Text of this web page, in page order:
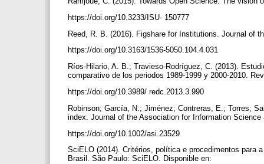
https://doi.org/10.3233/ISU- 150777
Reed, R. B. (2016). Figshare for Institutions. Journal of
https://doi.org/10.3163/1536-5050.104.4.031
Ríos-Hilario, A. B.; Travieso-Rodríguez, C. (2013).
comparativo de los periodos 1989-1999 y 2000-2010.
https://doi.org/10.3989/ redc.2013.3.990
Robinson; García, N.; Jiménez; Contreras, E.; Torres;
index. Journal of the Association for Information
https://doi.org/10.1002/asi.23529
SciELO (2014). Critérios, política e procedimentos para
Brasil. São Paulo: SciELO. Disponible en: